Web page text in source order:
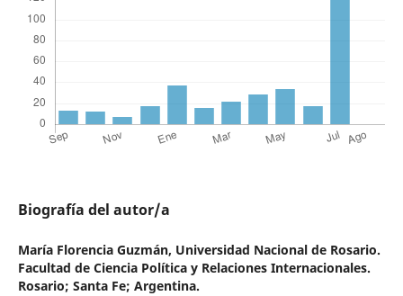
Biografía del autor/a
María Florencia Guzmán, Universidad Nacional de Rosario.
Facultad de Ciencia Política y Relaciones Internacionales.
Rosario; Santa Fe; Argentina.